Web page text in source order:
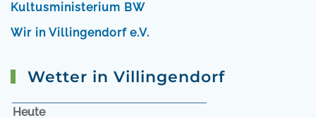
Kultusministerium BW
Wir in Villingendorf e.V.
Wetter in Villingendorf
Heute